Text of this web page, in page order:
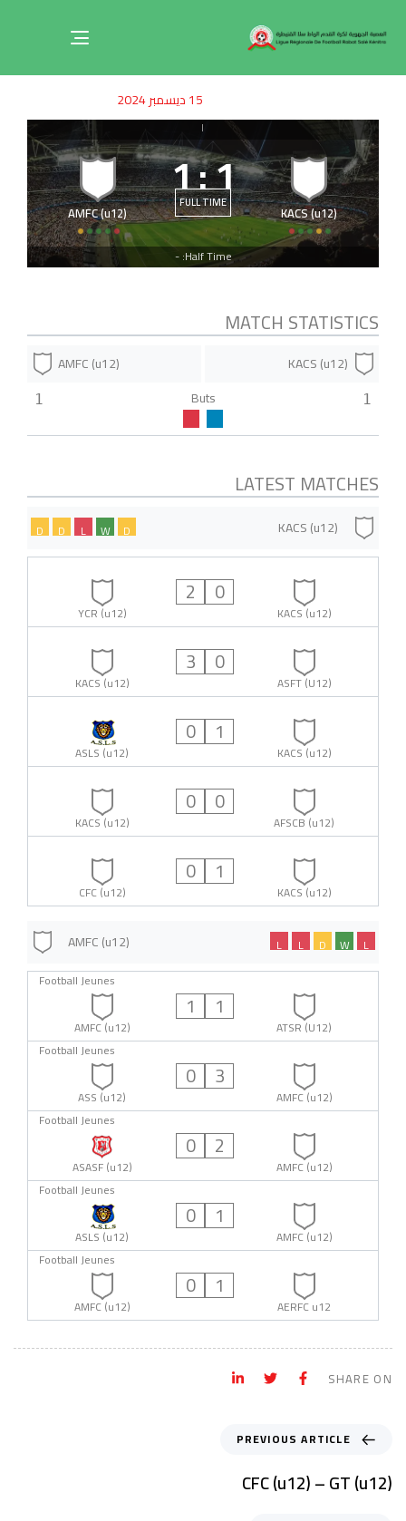
Toggle
IN:on:
15 ديسمبر 2024
|
KACS (u12)
1
:
1FULL TIME
AMFC (u12)
Half Time: -
MATCH STATISTICS
KACS (u12)
AMFC (u12)
1
Buts
1
LATEST MATCHES
KACS (u12)
D
W
L
D
D
YCR (u12)
2 0
KACS (u12)
KACS (u12)
3 0
ASFT (U12)
ASLS (u12)
0 1
KACS (u12)
KACS (u12)
0 0
AFSCB (u12)
CFC (u12)
0 1
KACS (u12)
AMFC (u12) L
W
D
L
L
Football Jeunes
AMFC (u12)
1 1
ATSR (U12)
Football Jeunes
ASS (u12)
0 3
AMFC (u12)
Football Jeunes
ASASF (u12)
0 2
AMFC (u12)
Football Jeunes
ASLS (u12)
0 1
AMFC (u12)
Football Jeunes
AMFC (u12)
0 1
AERFC u12
SHARE ON
PREVIOUS ARTICLE
CFC (u12) – GT (u12)